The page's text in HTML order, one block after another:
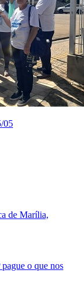
05
de Marília,
o que nos